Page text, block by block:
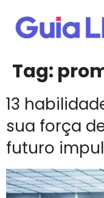
Tag:
13
sua força
futuro